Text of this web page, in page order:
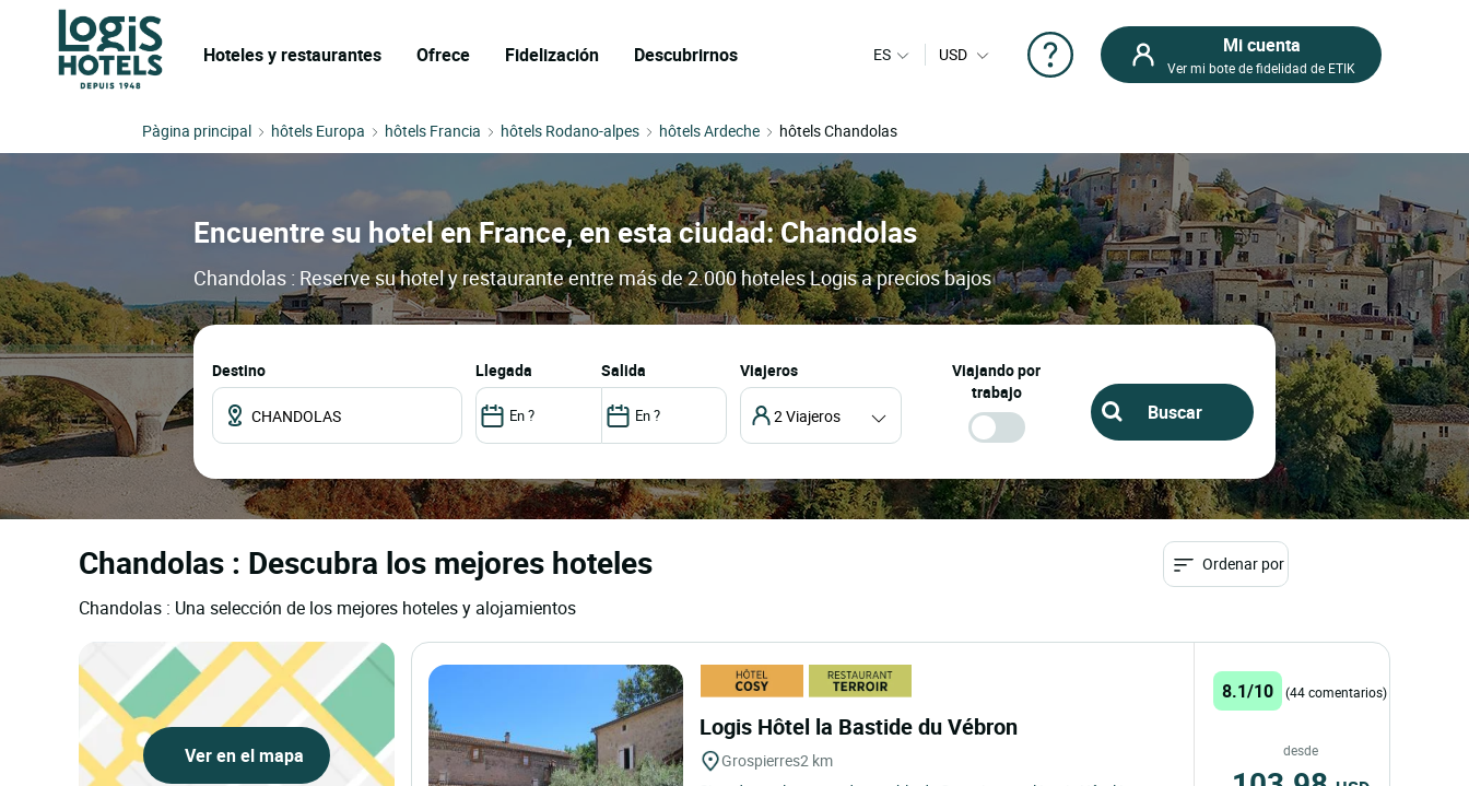
Hoteles y restaurantes Ofrece Fidelización Descubrirnos ES USD Mi cuenta
Ver mi bote de fidelidad de ETIK
Pàgina principal hôtels Europa hôtels Francia hôtels Rodano-alpes hôtels Ardeche hôtels Chandolas
Encuentre su hotel en France, en esta ciudad: Chandolas
Chandolas : Reserve su hotel y restaurante entre más de 2.000 hoteles Logis a precios bajos
Destino llegada salida Viajeros
2 Viajeros
Viajando por
trabajo
Chandolas : Descubra los mejores hoteles
Chandolas : Una selección de los mejores hoteles y alojamientos
Ordenar por
Ver en el mapa
Logis Hôtel la Bastide du Vébron
Grospierres2 km
8.1/10 (44 comentarios)
desde